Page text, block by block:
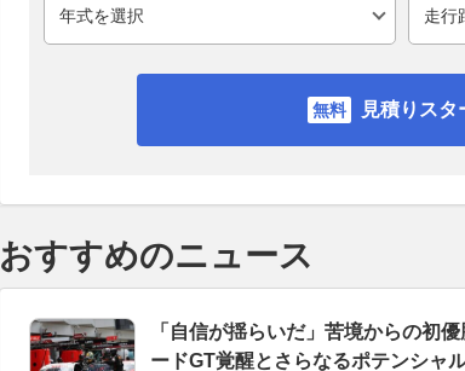
見積りスタ
おすすめのニュース
「自信が揺らいだ」苦境からの初
ードGT覚醒とさらなるポテンシャ